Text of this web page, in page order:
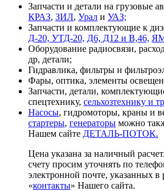
Запчасти и детали на грузовые
КРАЗ, ЗИЛ, Урал и УАЗ;
Запчасти и комплектующие к
Д-20, УТД-20, Д6, Д12 и В,46,
Оборудование радиосвязи,
др, детали;
Гидравлика, фильтры и
Фары, оптика, элементы
Запчасти, детали,
спецтехнику, сельхозтехнику и
Насосы, гидромоторы, краны и
стартеры, генераторы можно
Нашем сайте ДЕТАЛЬ-ПОТОК.
Цена указана за наличный
счету просим уточнять по
электронной почте, указанных в
«контакты» Нашего сайта.